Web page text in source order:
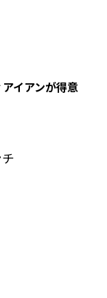
イアンが得意